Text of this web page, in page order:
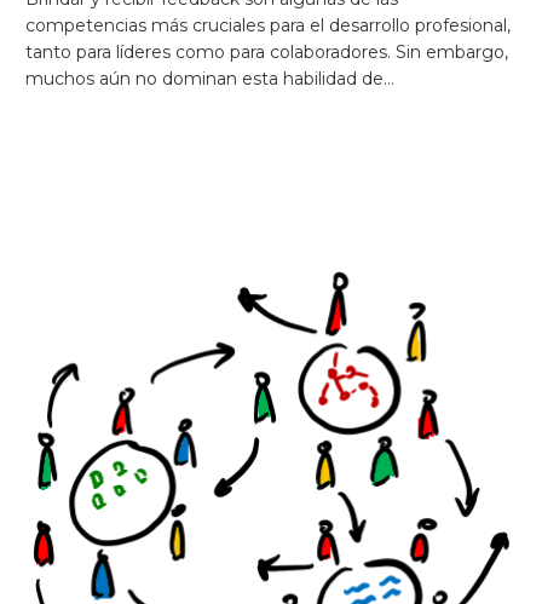
competencias más cruciales para el desarrollo profesional,
tanto para líderes como para colaboradores. Sin embargo,
muchos aún no dominan esta habilidad de…